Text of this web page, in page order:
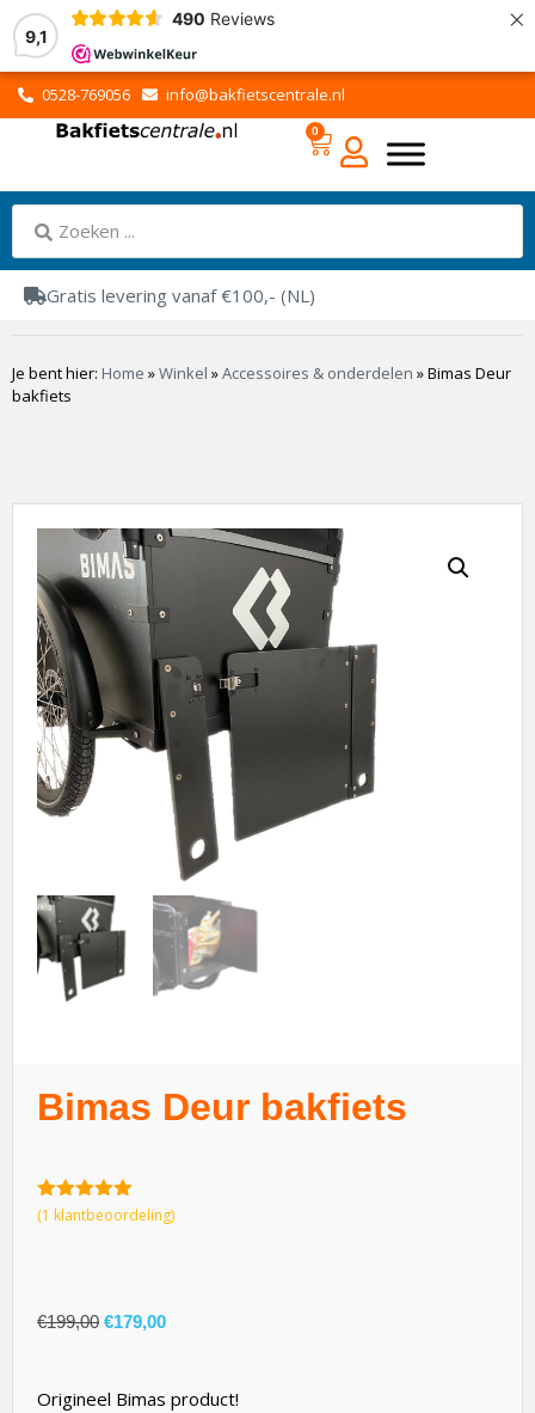
9,1
490 Reviews ×
0528-769056 info@bakfietscentrale.nl
0
Gratis levering vanaf €100,- (NL)
Je bent hier: Home »Winkel »Accessoires & onderdelen »Bimas Deur
bakfiets
Bimas Deur bakfiets
5.00van 5
(1 klantbeoordeling)
€199,00 €179,00
Origineel Bimas product!